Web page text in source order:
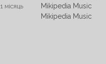
1 місяць
Mikipedia Music
Mikipedia Music